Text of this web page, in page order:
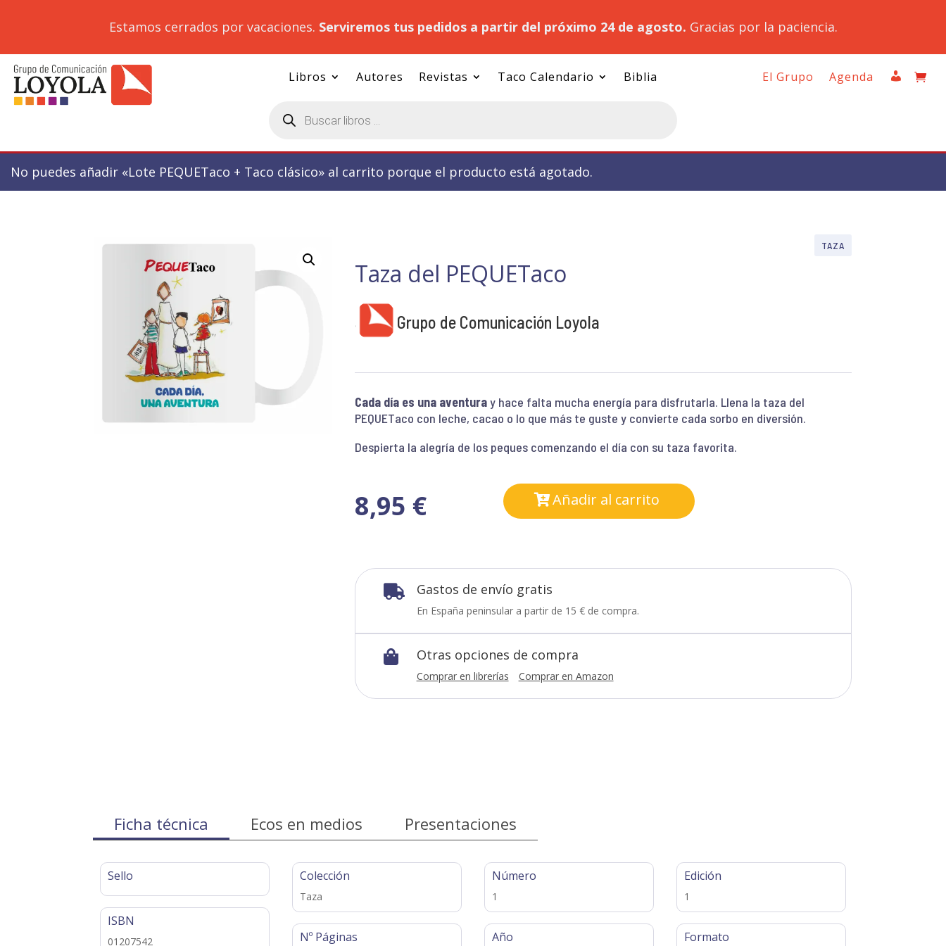
Estamos cerrados por vacaciones. Serviremos tus pedidos a partir del próximo 24 de agosto. Gracias por la paciencia.
Libros Autores Revistas Taco Calendario Biblia
productos
El Grupo Agenda
No puedes añadir «Lote PEQUETaco + Taco clásico» al carrito porque el producto está agotado.
TAZA
Taza del PEQUETaco
Grupo de Comunicación Loyola
Cada día es una aventuray hace falta mucha energía para disfrutarla. Llena la taza del
PEQUETaco con leche, cacao o lo que más te guste y convierte cada sorbo en diversión.
Despierta la alegría de los peques comenzando el día con su taza favorita.
8,95 € Añadir al carrito
 Gastos de envío gratis
En España peninsular a partir de 15 € de compra.
 Otras opciones de compra
Comprar en librerías Comprar en Amazon
Ficha técnica Ecos en medios Presentaciones
Sello
ISBN
01207542
Colección
Taza
Nº Páginas
Número
1
Año
Edición
1
Formato